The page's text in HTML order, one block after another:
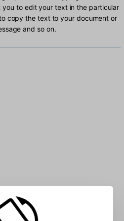
to edit your text in the particular
copy the text to your document or
and so on.
into the box: